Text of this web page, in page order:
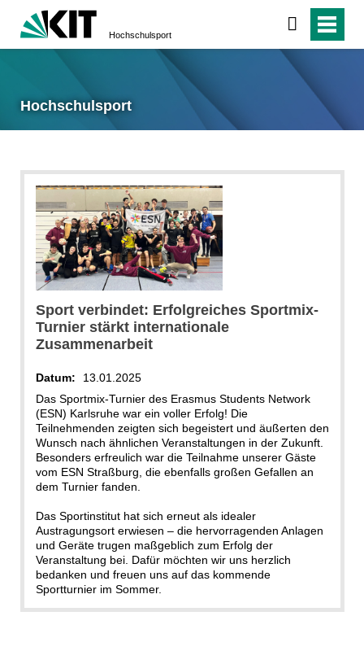
Hochschulsport
Hochschulsport
Sport verbindet: Erfolgreiches Sportmix-
Turnier stärkt internationale
Zusammenarbeit
Datum:
13.01.2025
Das Sportmix-Turnier des Erasmus Students Network
(ESN) Karlsruhe war ein voller Erfolg! Die
Teilnehmenden zeigten sich begeistert und äußerten den
Wunsch nach ähnlichen Veranstaltungen in der Zukunft.
Besonders erfreulich war die Teilnahme unserer Gäste
vom ESN Straßburg, die ebenfalls großen Gefallen an
dem Turnier fanden.
Das Sportinstitut hat sich erneut als idealer
Austragungsort erwiesen – die hervorragenden Anlagen
und Geräte trugen maßgeblich zum Erfolg der
Veranstaltung bei. Dafür möchten wir uns herzlich
bedanken und freuen uns auf das kommende
Sportturnier im Sommer.